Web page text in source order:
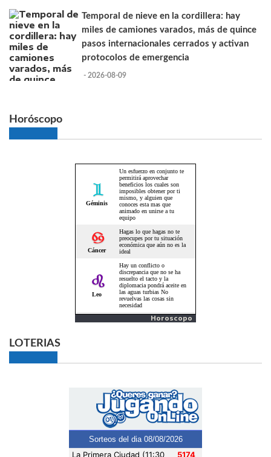
Temporal de nieve en la cordillera: hay
miles de camiones varados, más de quince
pasos internacionales cerrados y activan
protocolos de emergencia
- 2026-08-09
Horóscopo
Horoscopo
LOTERIAS